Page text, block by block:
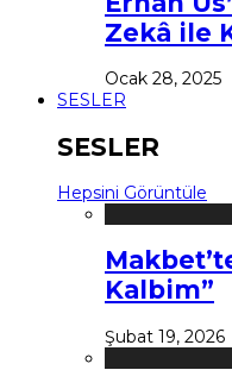
Zekâ ile
Ocak 28, 2025
SESLER
SESLER
Hepsini Görüntüle
Kalbim”
Şubat 19, 2026